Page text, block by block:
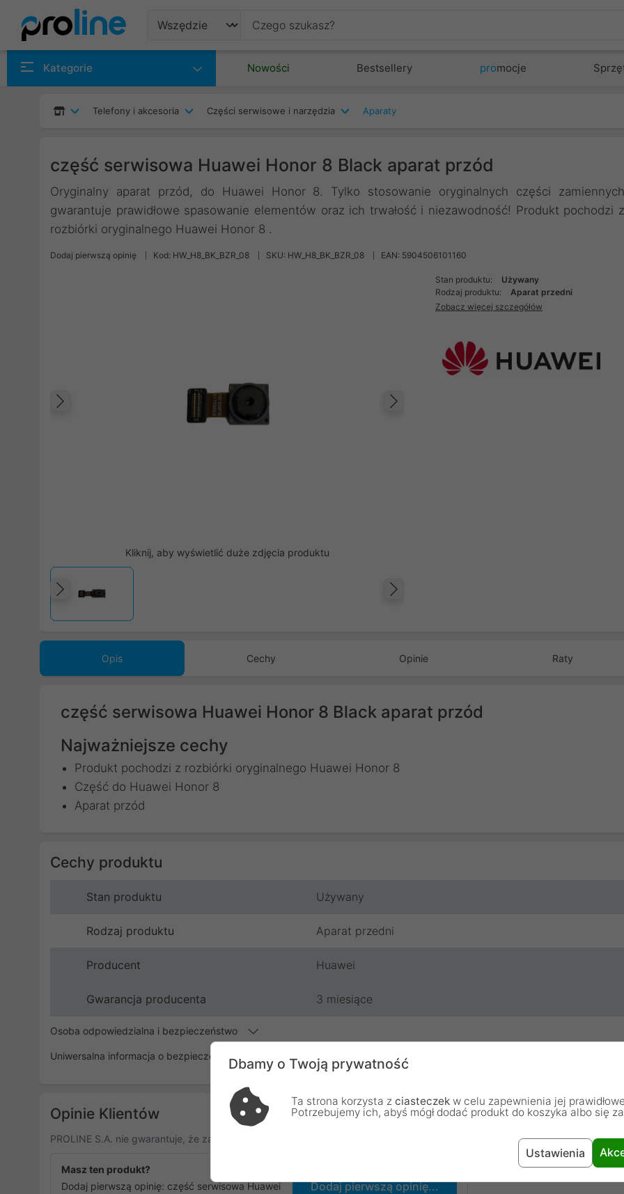
Kategorie Nowości Bestsellery promocje
Telefony i akcesoria Części serwisowe i narzędzia Aparaty
część serwisowa Huawei Honor 8 Black aparat przód
Oryginalny aparat przód, do Huawei Honor 8. Tylko stosowanie oryginalnych części zamiennych
gwarantuje prawidłowe spasowanie elementów oraz ich trwałość i niezawodność! Produkt pochodzi z
rozbiórki oryginalnego Huawei Honor 8 .
Dodaj pierwszą opinię Kod: HW_H8_BK_BZR_08 SKU: HW_H8_BK_BZR_08 EAN: 5904506101160
Kliknij, aby wyświetlić duże zdjęcia produktu
Poprzedni
Stan produktu:
Używany
Rodzaj produktu:
Aparat przedni
Zobacz więcej szczegółów
Opis Cechy Opinie Raty
część serwisowa Huawei Honor 8 Black aparat przód
Najważniejsze cechy
Produkt pochodzi z rozbiórki oryginalnego Huawei Honor 8
Część do Huawei Honor 8
Aparat przód
Cechy produktu
Stan produktu Używany
Rodzaj produktu Aparat przedni
Producent Huawei
Gwarancja producenta 3 miesiące
Osoba odpowiedzialna i bezpieczeństwo
Uniwersalna informacja o bezpieczeństwie
Opinie Klientów
PROLINE S.A. nie gwarantuje, że zamieszczone opinie pochodzą od osób, które zakupiły lub używały dany produkt.
Masz ten produkt?
Dodaj pierwszą opinię: część serwisowa Huawei
Dodaj pierwszą opinię...
Dbamy o Twoją prywatność
Ta strona korzysta z ciasteczek w celu zapewnienia jej
Potrzebujemy ich, abyś mógł dodać produkt do koszyka albo się
Ustawienia